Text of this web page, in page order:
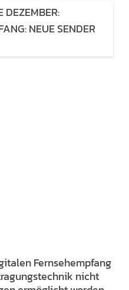
DEZEMBER:
NEUE SENDER
Fernsehempfang
nicht